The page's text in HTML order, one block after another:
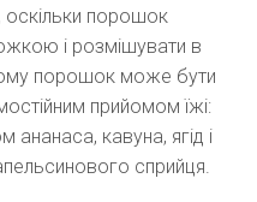
оскільки порошок
і розмішувати в
порошок може бути
прийомом їжі:
кавуна, ягід і
сприйця.